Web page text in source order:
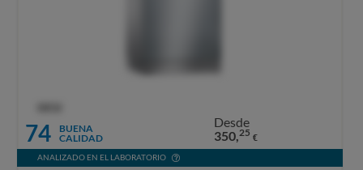
74
BUENA
CALIDAD
Desde
350,25 €
ANALIZADO EN EL LABORATORIO